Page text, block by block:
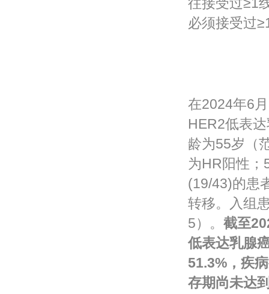
必须接受过
在2024年6
HER2低表
龄为55岁（
为HR阳性；
(19/43)的患
转移。入组
5）。 截至
低表达乳腺
51.3%，疾
存期尚未达